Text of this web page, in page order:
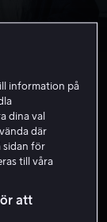
information på
dina val
där
sidan för
till våra
att